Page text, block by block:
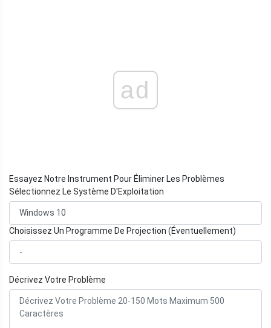
ad
Essayez Notre Instrument Pour Éliminer Les Problèmes
Sélectionnez Le Système D'Exploitation
Choisissez Un Programme De Projection (Éventuellement)
Décrivez Votre Problème